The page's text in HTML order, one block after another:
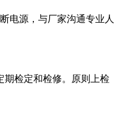
电源，与厂家沟通专业人
期检定和检修。原则上检